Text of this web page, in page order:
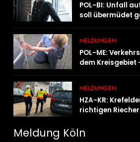
POL-BI: Unfall
soll übermüdet
MELDUNGEN
POL-ME:
dem Kreisgebiet
MELDUNGEN
HZA-KR:
richtigen
Meldung Köln